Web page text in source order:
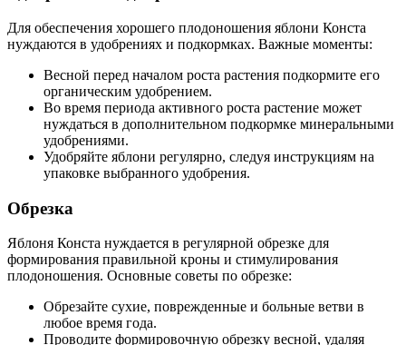
Для обеспечения хорошего плодоношения яблони Конста
нуждаются в удобрениях и подкормках. Важные моменты:
Весной перед началом роста растения подкормите его
органическим удобрением.
Во время периода активного роста растение может
нуждаться в дополнительном подкормке минеральными
удобрениями.
Удобряйте яблони регулярно, следуя инструкциям на
упаковке выбранного удобрения.
Обрезка
Яблоня Конста нуждается в регулярной обрезке для
формирования правильной кроны и стимулирования
плодоношения. Основные советы по обрезке:
Обрезайте сухие, поврежденные и больные ветви в
любое время года.
Проводите формировочную обрезку весной, удаляя